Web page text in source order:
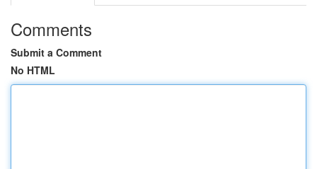
Comments
Submit a Comment
No HTML